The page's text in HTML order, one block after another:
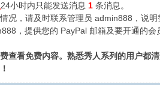
24小时内只能发送消息 1 条消息。
，请及时联系管理员 admin888，说明
，提供您的 PayPal 邮箱及要开通的会
查看免费内容。熟悉秀人系列的用户